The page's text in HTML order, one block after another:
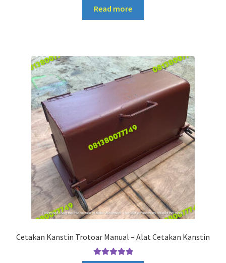
Read more
Cetakan Kanstin Trotoar Manual – Alat Cetakan Kanstin